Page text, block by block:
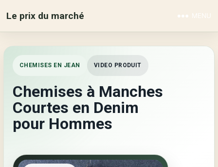
Le prix du marché MENU
CHEMISES EN JEAN VIDEO PRODUIT
Chemises à Manches
Courtes en Denim
pour Hommes